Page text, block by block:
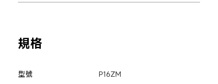
規格
型號 P16ZM